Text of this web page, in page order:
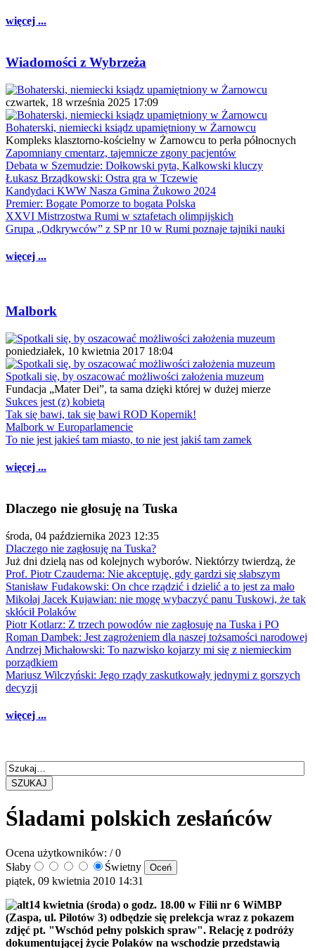
więcej ...
Wiadomości z Wybrzeża
czwartek, 18 września 2025 17:09
Bohaterski, niemiecki ksiądz upamiętniony w Żarnowcu
Kompleks klasztorno-kościelny w Żarnowcu to perła północnych
Zapomniany cmentarz, tajemnicze zgony pacjentów
Debata w Szemudzie: Dołkowski pyta, Kalkowski kluczy
Łukasz Brządkowski: Ostra gra w Tczewie
Kandydaci KWW Nasza Gmina Żukowo 2024
Premier: Bogate Pomorze to bogata Polska
XXVI Mistrzostwa Rumi w sztafetach olimpijskich
Grupa „Odkrywców” z SP nr 10 w Rumi poznaje tajniki nauki
więcej ...
Malbork
poniedziałek, 10 kwietnia 2017 18:04
Spotkali się, by oszacować możliwości założenia muzeum
Fundacja „Mater Dei”, ta sama dzięki której w dużej mierze
Sukces jest (z) kobietą
Tak się bawi, tak się bawi ROD Kopernik!
Malbork w Europarlamencie
To nie jest jakieś tam miasto, to nie jest jakiś tam zamek
więcej ...
Dlaczego nie głosuję na Tuska
środa, 04 października 2023 12:35
Dlaczego nie zagłosuję na Tuska?
Już dni dzielą nas od kolejnych wyborów. Niektórzy twierdzą, że
Prof. Piotr Czauderna: Nie akceptuję, gdy gardzi się słabszym
Stanisław Fudakowski: On chce rządzić i dzielić a to jest za mało
Mikołaj Jacek Kujawian: nie mogę wybaczyć panu Tuskowi, że tak
skłócił Polaków
Piotr Kotlarz: Z trzech powodów nie zagłosuję na Tuska i PO
Roman Dambek: Jest zagrożeniem dla naszej tożsamości narodowej
Andrzej Michałowski: To nazwisko kojarzy mi się z niemieckim
porządkiem
Mariusz Wilczyński: Jego rządy zaskutkowały jednymi z gorszych
decyzji
więcej ...
SZUKAJ
Śladami polskich zesłańców
Ocena użytkowników: / 0
Słaby
Świetny
piątek, 09 kwietnia 2010 14:31
14 kwietnia (środa) o godz. 18.00 w Filii nr 6 WiMBP
(Zaspa, ul. Pilotów 3) odbędzie się prelekcja wraz z pokazem
zdjęć pt. "Wschód pełny polskich spraw". Relację z podróży
dokumentującej życie Polaków na wschodzie przedstawią